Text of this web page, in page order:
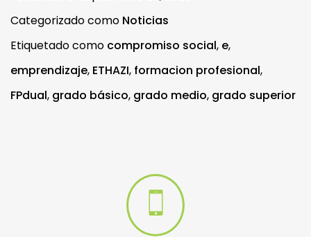
Categorizado como Noticias
Etiquetado como compromiso social, e,
emprendizaje, ETHAZI, formacion profesional,
FPdual, grado básico, grado medio, grado superior